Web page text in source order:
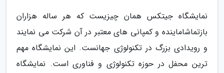
نمایشگاه جیتکس همان چیزیست که هر ساله هزاران
بازتماشاماینده و کمپانی های معتبر در آن شرکت می نمایند
و رویدادی بزرگ در تکنولوژی جهانست. این نمایشگاه مهم
ترین محفل در حوزه تکنولوژی و فناوری است. نمایشگاه